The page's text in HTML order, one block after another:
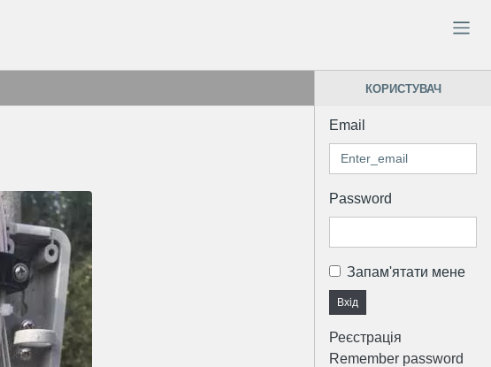
КОРИСТУВАЧ
Email
Password
Запам'ятати мене
Вхід
Реєстрація
Remember password